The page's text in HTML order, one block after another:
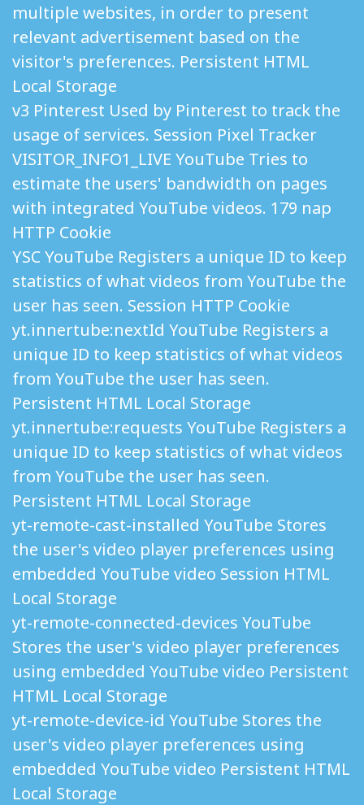
multiple websites, in order to present
relevant advertisement based on the
visitor's preferences. Persistent HTML
Local Storage
v3 Pinterest Used by Pinterest to track the
usage of services. Session Pixel Tracker
VISITOR_INFO1_LIVE YouTube Tries to
estimate the users' bandwidth on pages
with integrated YouTube videos. 179 nap
HTTP Cookie
YSC YouTube Registers a unique ID to keep
statistics of what videos from YouTube the
user has seen. Session HTTP Cookie
yt.innertube:nextId YouTube Registers a
unique ID to keep statistics of what videos
from YouTube the user has seen.
Persistent HTML Local Storage
yt.innertube:requests YouTube Registers a
unique ID to keep statistics of what videos
from YouTube the user has seen.
Persistent HTML Local Storage
yt-remote-cast-installed YouTube Stores
the user's video player preferences using
embedded YouTube video Session HTML
Local Storage
yt-remote-connected-devices YouTube
Stores the user's video player preferences
using embedded YouTube video Persistent
HTML Local Storage
yt-remote-device-id YouTube Stores the
user's video player preferences using
embedded YouTube video Persistent HTML
Local Storage